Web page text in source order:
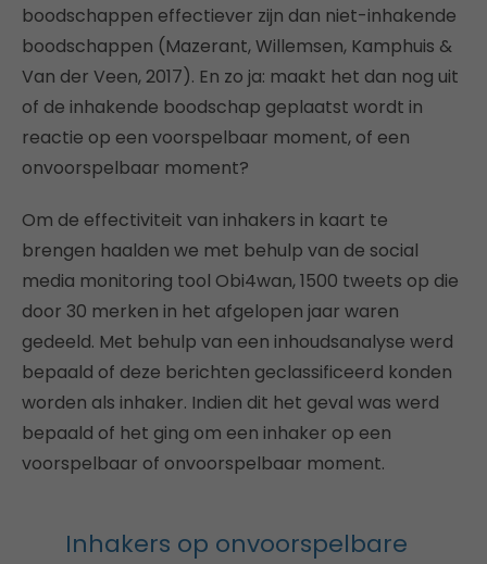
boodschappen effectiever zijn dan niet-inhakende
boodschappen (Mazerant, Willemsen, Kamphuis &
Van der Veen, 2017). En zo ja: maakt het dan nog uit
of de inhakende boodschap geplaatst wordt in
reactie op een voorspelbaar moment, of een
onvoorspelbaar moment?
Om de effectiviteit van inhakers in kaart te
brengen haalden we met behulp van de social
media monitoring tool Obi4wan, 1500 tweets op die
door 30 merken in het afgelopen jaar waren
gedeeld. Met behulp van een inhoudsanalyse werd
bepaald of deze berichten geclassificeerd konden
worden als inhaker. Indien dit het geval was werd
bepaald of het ging om een inhaker op een
voorspelbaar of onvoorspelbaar moment.
Inhakers op onvoorspelbare